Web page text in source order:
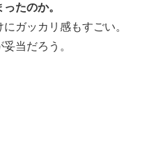
たのか。
ガッカリ感もすごい。
当だろう。